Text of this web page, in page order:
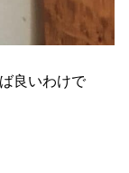
良いわけで